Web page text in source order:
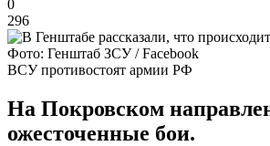
0
296
Фото: Генштаб ЗСУ / Facebook
ВСУ противостоят армии РФ
На Покровском
ожесточенные бои.